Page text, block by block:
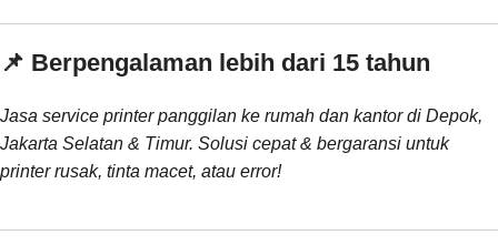
📌 Berpengalaman lebih dari 15 tahun
Jasa service printer panggilan ke rumah dan kantor di Depok,
Jakarta Selatan & Timur. Solusi cepat & bergaransi untuk
printer rusak, tinta macet, atau error!